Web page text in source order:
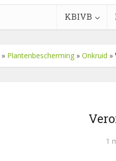
KBIVB
» Plantenbescherming » Onkruid »
1